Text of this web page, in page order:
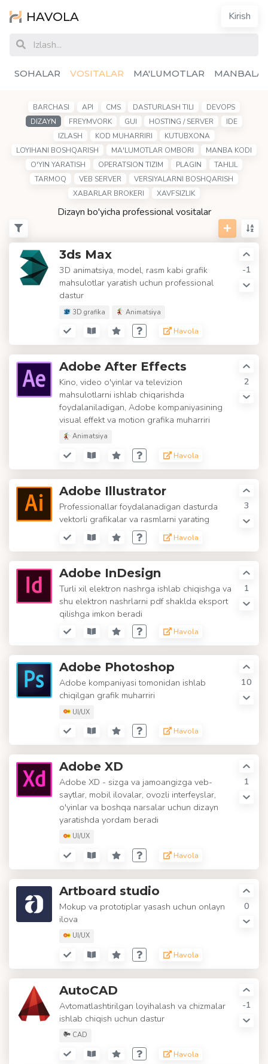
HAVOLA Kirish
SOHALAR VOSITALAR MA'LUMOTLAR
BARCHASI API CMS DASTURLASH TILI
DEVOPS
DIZAYN
FREYMVORK GUI HOSTING / SERVER
IDE
IZLASH
KOD MUHARRIRI
KUTUBXONA
LOYIHANI BOSHQARISH
MA'LUMOTLAR OMBORI
MANBA KODI
O'YIN YARATISH
OPERATSION TIZIM PLAGIN
TAHLIL
TARMOQ
VEB SERVER
VERSIYALARNI BOSHQARISH
XABARLAR BROKERI
XAVFSIZLIK
Dizayn bo'yicha professional vositalar
-1
3ds Max
3D animatsiya, model, rasm kabi grafik
mahsulotlar yaratish uchun professional
dastur
3D grafika Animatsiya
Havola
2
Adobe After Effects
Kino, video o'yinlar va televizion
mahsulotlarni ishlab chiqarishda
foydalaniladigan, Adobe kompaniyasining
visual effekt va motion grafika muharriri
Animatsiya
Havola
3
Adobe Illustrator
Professionallar foydalanadigan dasturda
vektorli grafikalar va rasmlarni yarating
Havola
1
Adobe InDesign
Turli xil elektron nashrga ishlab chiqishga va
shu elektron nashrlarni pdf shaklda eksport
qilishga imkon beradi
Havola
10
Adobe Photoshop
Adobe kompaniyasi tomonidan ishlab
chiqilgan grafik muharriri
UI/UX
Havola
1
Adobe XD
Adobe XD - sizga va jamoangizga veb-
saytlar, mobil ilovalar, ovozli interfeyslar,
o'yinlar va boshqa narsalar uchun dizayn
yaratishda yordam beradi
UI/UX
Havola
0
Artboard studio
Mokup va prototiplar yasash uchun onlayn
ilova
UI/UX
Havola
-1
AutoCAD
Avtomatlashtirilgan loyihalash va chizmalar
ishlab chiqish uchun dastur
CAD
Havola